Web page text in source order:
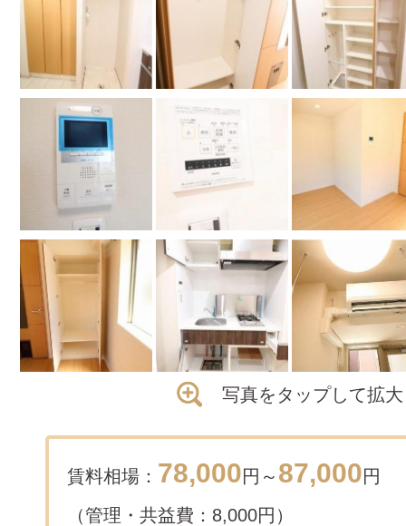
写真をタップして拡大
賃料相場： 78,000円～ 87,000円
（管理・共益費：8,000円）